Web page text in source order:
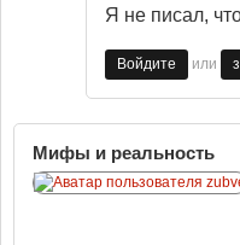
Я не писал,
Войдите или
Мифы и реальность